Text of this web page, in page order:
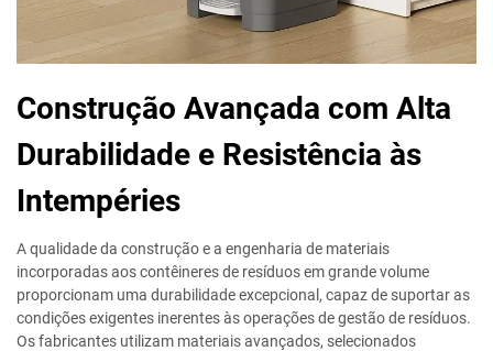
Construção Avançada com Alta
Durabilidade e Resistência às
Intempéries
A qualidade da construção e a engenharia de materiais
incorporadas aos contêineres de resíduos em grande volume
proporcionam uma durabilidade excepcional, capaz de suportar as
condições exigentes inerentes às operações de gestão de resíduos.
Os fabricantes utilizam materiais avançados, selecionados